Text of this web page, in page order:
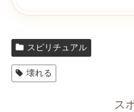
スピリチュアル
壊れる
ス